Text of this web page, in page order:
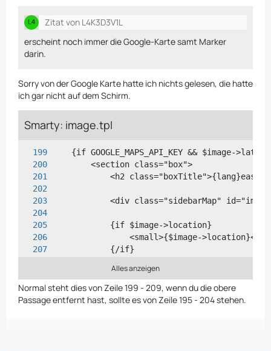
Zitat von L4K3D3V1L
erscheint noch immer die Google-Karte samt Marker
darin.
Sorry von der Google Karte hatte ich nichts gelesen, die hatte
ich gar nicht auf dem Schirm.
Smarty: image.tpl
Alles anzeigen
Normal steht dies von Zeile 199 - 209, wenn du die obere
Passage entfernt hast, sollte es von Zeile 195 - 204 stehen.